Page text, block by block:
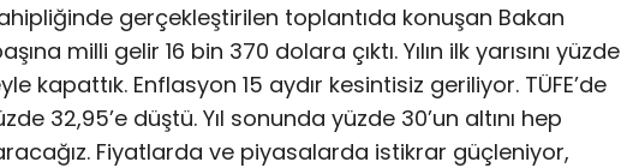
gerçekleştirilen toplantıda konuşan Bakan
milli gelir 16 bin 370 dolara çıktı. Yılın ilk yarısını yüzde
kapattık. Enflasyon 15 aydır kesintisiz geriliyor. TÜFE’de
32,95’e düştü. Yıl sonunda yüzde 30’un altını hep
Fiyatlarda ve piyasalarda istikrar güçleniyor,